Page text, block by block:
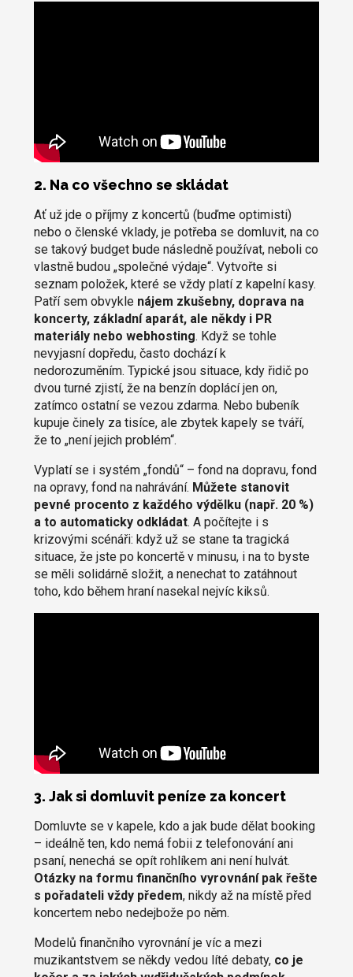
2. Na co všechno se skládat
Ať už jde o příjmy z koncertů (buďme optimisti)
nebo o členské vklady, je potřeba se domluvit, na co
se takový budget bude následně používat, neboli co
vlastně budou „společné výdaje“. Vytvořte si
seznam položek, které se vždy platí z kapelní kasy.
Patří sem obvykle nájem zkušebny, doprava na
koncerty, základní aparát, ale někdy i PR
materiály nebo webhosting. Když se tohle
nevyjasní dopředu, často dochází k
nedorozuměním. Typické jsou situace, kdy řidič po
dvou turné zjistí, že na benzín doplácí jen on,
zatímco ostatní se vezou zdarma. Nebo bubeník
kupuje činely za tisíce, ale zbytek kapely se tváří,
že to „není jejich problém“.
Vyplatí se i systém „fondů“ – fond na dopravu, fond
na opravy, fond na nahrávání. Můžete stanovit
pevné procento z každého výdělku (např. 20 %)
a to automaticky odkládat. A počítejte i s
krizovými scénáři: když už se stane ta tragická
situace, že jste po koncertě v minusu, i na to byste
se měli solidárně složit, a nenechat to zatáhnout
toho, kdo během hraní nasekal nejvíc kiksů.
3. Jak si domluvit peníze za koncert
Domluvte se v kapele, kdo a jak bude dělat booking
– ideálně ten, kdo nemá fobii z telefonování ani
psaní, nenechá se opít rohlíkem ani není hulvát.
Otázky na formu finančního vyrovnání pak řešte
s pořadateli vždy předem, nikdy až na místě před
koncertem nebo nedejbože po něm.
Modelů finančního vyrovnání je víc a mezi
muzikantstvem se někdy vedou líté debaty, co je